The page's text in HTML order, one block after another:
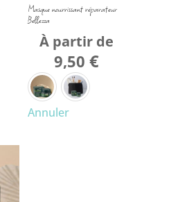
Masque nourrissant réparateur
Bellezza
À partir de
9,50€
Annuler